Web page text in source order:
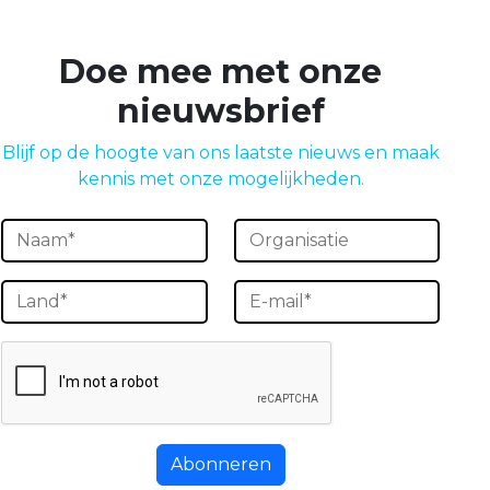
Doe mee met onze
nieuwsbrief
Blijf op de hoogte van ons laatste nieuws en maak
kennis met onze mogelijkheden.